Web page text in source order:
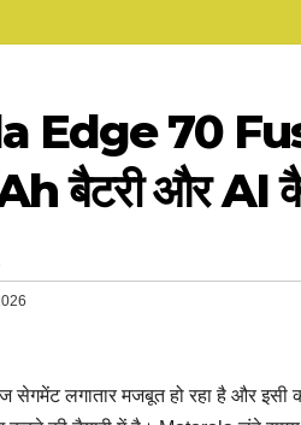
Edge 70
बैटरी और AI
सेगमेंट लगातार मजबूत हो रहा है और इसी